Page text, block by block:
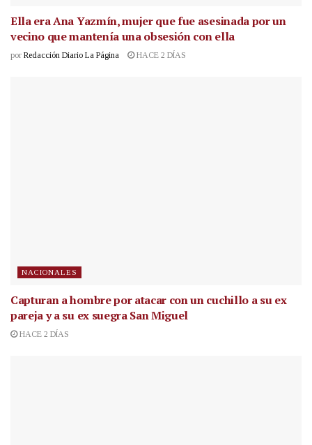
Ella era Ana Yazmín, mujer que fue asesinada por un
vecino que mantenía una obsesión con ella
por Redacción Diario La Página HACE 2 DÍAS
NACIONALES
Capturan a hombre por atacar con un cuchillo a su ex
pareja y a su ex suegra San Miguel
HACE 2 DÍAS